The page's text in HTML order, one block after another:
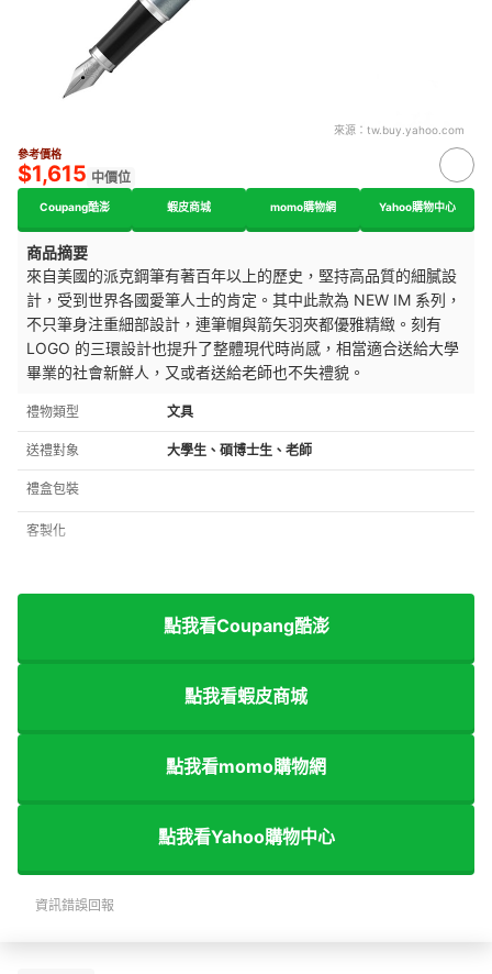
來源： tw.buy.yahoo.com
參考價格
$1,615 中價位
Coupang酷澎 蝦皮商城 momo購物網 Yahoo購物中心
商品摘要
來自美國的派克鋼筆有著百年以上的歷史，堅持高品質的細膩設
計，受到世界各國愛筆人士的肯定。其中此款為 NEW IM 系列，
不只筆身注重細部設計，連筆帽與箭矢羽夾都優雅精緻。刻有
LOGO 的三環設計也提升了整體現代時尚感， 相當適合送給大學
畢業的社會新鮮人，又或者送給老師也不失禮貌。
禮物類型 文具
送禮對象 大學生、碩博士生、老師
禮盒包裝
客製化
點我看Coupang酷澎
點我看蝦皮商城
點我看momo購物網
點我看Yahoo購物中心
資訊錯誤回報